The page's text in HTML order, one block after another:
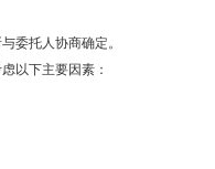
委托人协商确定。
以下主要因素：